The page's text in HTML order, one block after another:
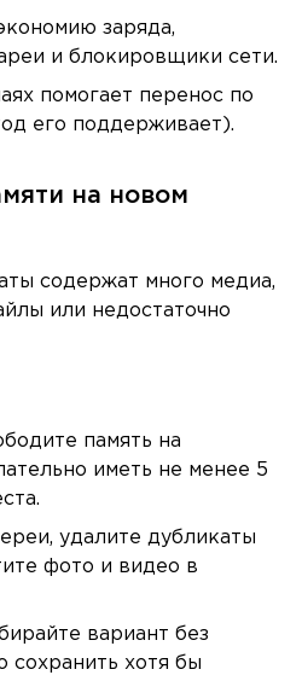
заряда,
и блокировщики сети.
помогает перенос по
его поддерживает).
на новом
содержат много медиа,
или недостаточно
память на
иметь не менее 5
удалите дубликаты
фото и видео в
вариант без
сохранить хотя бы